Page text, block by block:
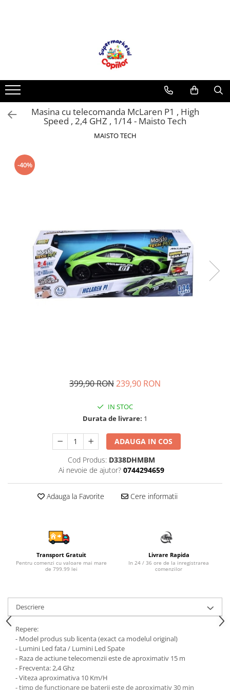
Accesorii pentru petrecere
Baloane
Mobila gradina & terasa
Carti pentru copii
Activitati extracurriculare
Ghiozdane si genti
Harti de perete si globuri
pamantesti
Plastilina
Librarie online
Aspiratoare nazale si accesorii
Creme si lotiuni de corp copii
Olite si reductoare WC
Sampon si balsam copii
Sapun & Gel de dus copii
Ulei de corp copii
Arme de jucarie
Ateliere si bancuri de lucru
Bucatarii copii
Casute de papusi si mobilier
Cuburi si caramizi
Elicoptere, avioane si nave de
jucarie
Figurine
Frumusete, bijuterii si accesorii
fetite
Masina cu telecomanda McLaren P1 , High
Speed , 2,4 GHZ , 1/14 - Maisto Tech
MAISTO TECH
-40%
399,90 RON239,90 RON
IN STOC
Durata de livrare: 1
ADAUGA IN COS
Cod Produs: D338DHMBM
Ai nevoie de ajutor? 0744294659
Adauga la Favorite Cere informatii
Transport Gratuit
Pentru comenzi cu valoare mai mare
de 799.99 lei
Livrare Rapida
In 24 / 36 ore de la inregistrarea
comenzilor
Descriere
Repere:
- Model produs sub licenta (exact ca modelul original)
- Lumini Led fata / Lumini Led Spate
- Raza de actiune telecomenzii este de aproximativ 15 m
- Frecventa: 2,4 Ghz
- Viteza aproximativa 10 Km/H
- timp de functionare pe baterii este de aproximativ 30 min